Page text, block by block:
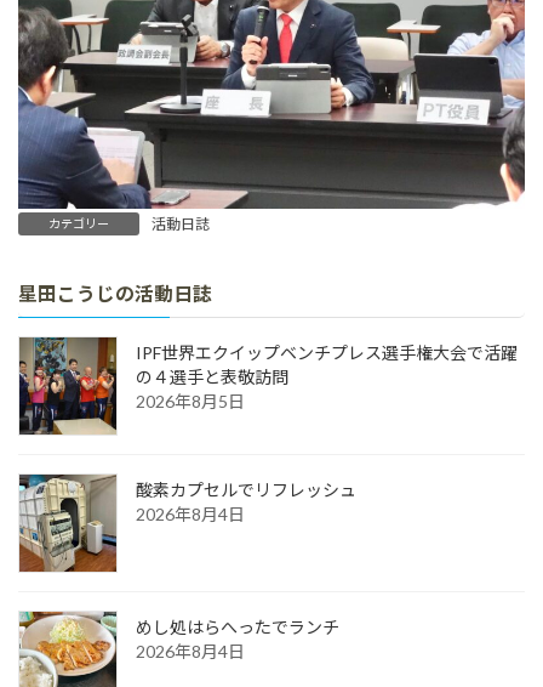
カテゴリー 活動日誌
星田こうじの活動日誌
IPF世界エクイップベンチプレス選手権大会で活躍
の４選手と表敬訪問
2026年8月5日
酸素カプセルでリフレッシュ
2026年8月4日
めし処はらへったでランチ
2026年8月4日